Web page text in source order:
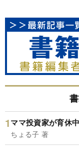
ママ投資家が育休
ちょる子 著